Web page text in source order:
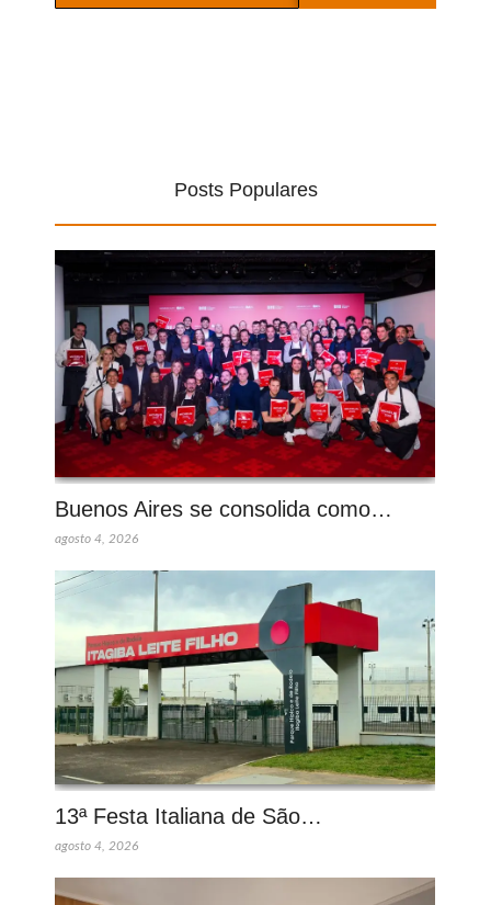
Posts Populares
Buenos Aires se consolida como…
agosto 4, 2026
13ª Festa Italiana de São…
agosto 4, 2026